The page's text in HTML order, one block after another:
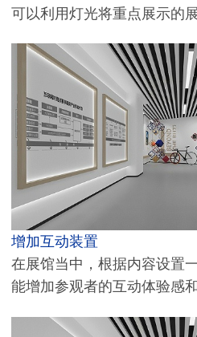
可以利用灯光将重点展示的
增加互动装置
在展馆当中，根据内容设置
能增加参观者的互动体验感